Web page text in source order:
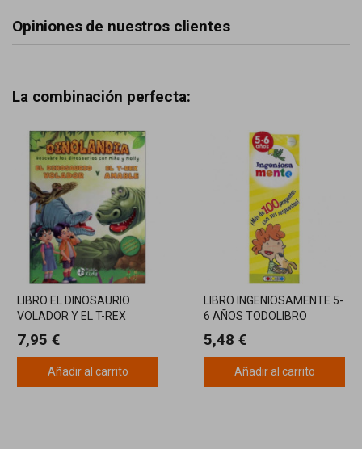
Opiniones de nuestros clientes
La combinación perfecta:
LIBRO EL DINOSAURIO
VOLADOR Y EL T-REX
7,95 €
Añadir al carrito
LIBRO INGENIOSAMENTE 5-
6 AÑOS TODOLIBRO
5,48 €
Añadir al carrito